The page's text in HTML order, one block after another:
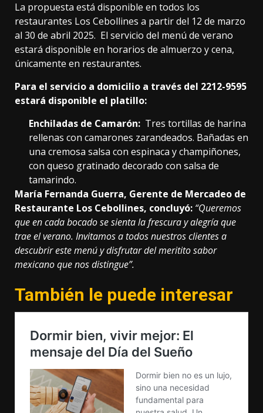
La propuesta está disponible en todos los
restaurantes Los Cebollines a partir del 12 de marzo
al 30 de abril 2025. El servicio del menú de verano
estará disponible en horarios de almuerzo y cena,
únicamente en restaurantes.
Para el servicio a domicilio a través del 2212-9595
estará disponible el platillo:
Enchiladas de Camarón: Tres tortillas de harina
rellenas con camarones zarandeados. Bañadas en
una cremosa salsa con espinaca y champiñones,
con queso gratinado decorado con salsa de
tamarindo.
María Fernanda Guerra, Gerente de Mercadeo de
Restaurante Los Cebollines, concluyó: “Queremos
que en cada bocado se sienta la frescura y alegría que
trae el verano. Invitamos a todos nuestros clientes a
descubrir este menú y disfrutar del meritito sabor
mexicano que nos distingue”.
También le puede interesar